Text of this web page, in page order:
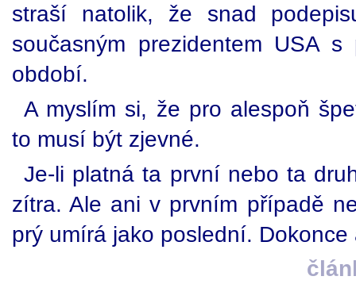
straší natolik, že snad
současným prezidentem USA
období.
A myslím si, že pro alespoň
to musí být zjevné.
Je-li platná ta první nebo ta
zítra. Ale ani v prvním případě
prý umírá jako poslední. Dokonce